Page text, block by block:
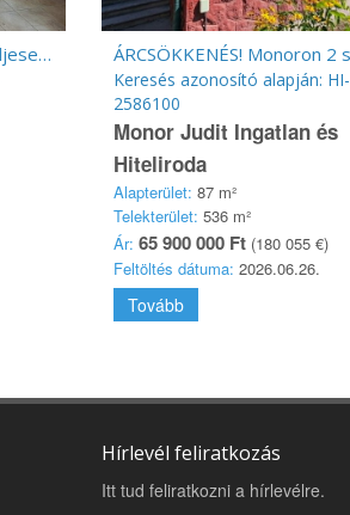
Monor központban 85 m2 teljesen felújított társasházi lakás 90 m2 telekrésszel
Keresés azonosító alapján: HI-
2586100
Monor Judit Ingatlan és
Hiteliroda
Alapterület: 87 m²
Telekterület: 536 m²
Ár: 65 900 000 Ft(180 055 €)
Feltöltés dátuma: 2026.06.26.
Tovább
Hírlevél feliratkozás
Itt tud feliratkozni a hírlevélre.